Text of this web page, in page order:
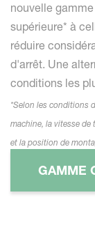
nouvelle
supérieure* à
réduire
d'arrêt. Une
conditions les
*Selon les conditions
machine, la vitesse de
et la position de
GAMME